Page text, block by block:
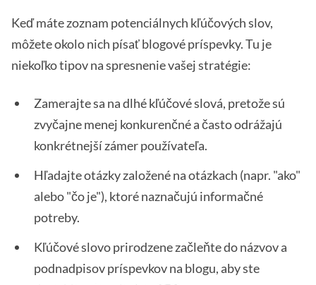
Keď máte zoznam potenciálnych kľúčových slov,
môžete okolo nich písať blogové príspevky. Tu je
niekoľko tipov na spresnenie vašej stratégie:
Zamerajte sa na dlhé kľúčové slová, pretože sú
zvyčajne menej konkurenčné a často odrážajú
konkrétnejší zámer používateľa.
Hľadajte otázky založené na otázkach (napr. "ako"
alebo "čo je"), ktoré naznačujú informačné
potreby.
Kľúčové slovo prirodzene začleňte do názvov a
podnadpisov príspevkov na blogu, aby ste